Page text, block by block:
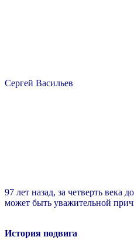
Сергей Васильев
97 лет назад, за четверть
может быть уважительной
История подвига